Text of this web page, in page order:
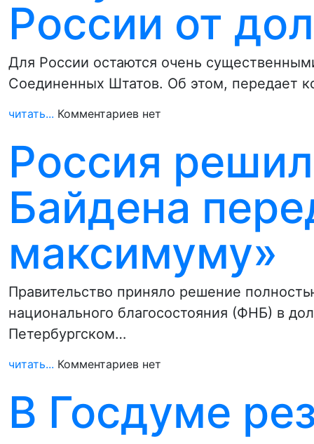
России от
Для России остаются очень
Соединенных Штатов. Об этом, передает
читать... Комментариев нет
Россия
Байдена
максимуму»
Правительство приняло решение
национального благосостояния (ФНБ) в
Петербургском…
читать... Комментариев нет
В Госдуме